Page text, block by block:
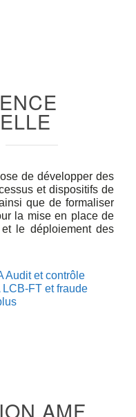
de développer des
et dispositifs de
que de formaliser
la mise en place de
le déploiement des
Audit et contrôle
FT et fraude
AMF